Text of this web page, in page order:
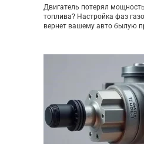
Двигатель потерял
топлива? Настройка фаз
вернет вашему авто былую